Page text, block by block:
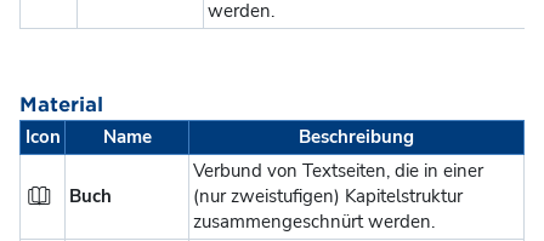
werden.
Material
Icon
Name Beschreibung
Buch
Verbund von Textseiten, die in einer
(nur zweistufigen) Kapitelstruktur
zusammengeschnürt werden.